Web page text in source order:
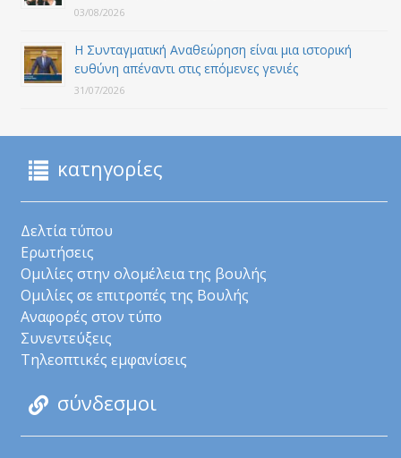
03/08/2026
Η Συνταγματική Αναθεώρηση είναι μια ιστορική
ευθύνη απέναντι στις επόμενες γενιές
31/07/2026
κατηγορίες
Δελτία τύπου
Ερωτήσεις
Ομιλίες στην ολομέλεια της βουλής
Ομιλίες σε επιτροπές της Βουλής
Αναφορές στον τύπο
Συνεντεύξεις
Τηλεοπτικές εμφανίσεις
σύνδεσμοι